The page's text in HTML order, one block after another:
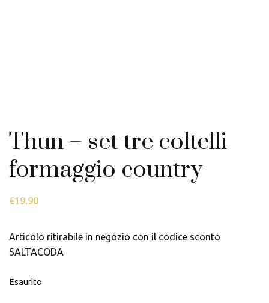
Thun – set tre coltelli
formaggio country
€19.90
Articolo ritirabile in negozio con il codice sconto
SALTACODA
Esaurito